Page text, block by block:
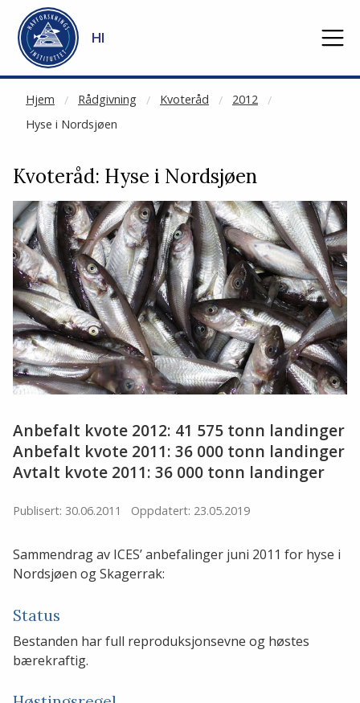
Gå til hovedinnhold
HI
Hjem Rådgivning Kvoteråd
2012
Hyse i Nordsjøen
NOT CACHED
Kvoteråd: Hyse i Nordsjøen
Anbefalt kvote 2012: 41 575 tonn landinger
Anbefalt kvote 2011: 36 000 tonn landinger
Avtalt kvote 2011: 36 000 tonn landinger
Publisert: 30.06.2011 Oppdatert: 23.05.2019
Sammendrag av ICES’ anbefalinger juni 2011 for hyse i
Nordsjøen og Skagerrak:
Status
Bestanden har full reproduksjonsevne og høstes
bærekraftig.